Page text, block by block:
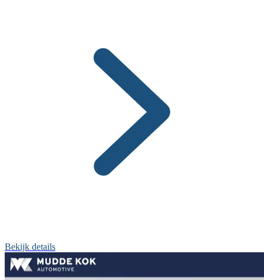
Bekijk details